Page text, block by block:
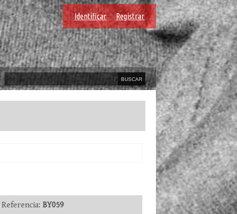
Identificar Registrar
BY059